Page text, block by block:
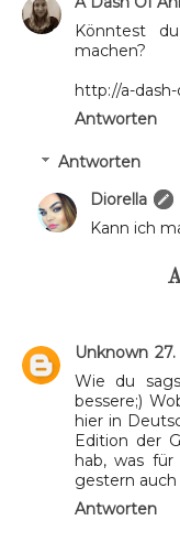
Könntest
machen?
http://a-
Antworten
Antworten
Diorella
Kann ich
Unknown
Wie du
bessere;)
hier in
Edition der
hab, was
gestern
Antworten